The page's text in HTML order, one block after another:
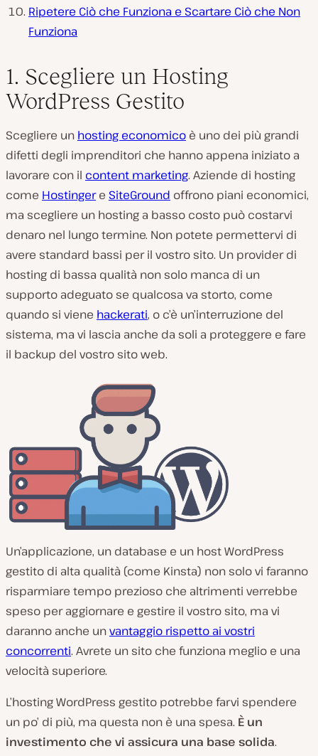
Ripetere Ciò che Funziona e Scartare Ciò che Non
Funziona
1. Scegliere un Hosting
WordPress Gestito
Scegliere un hosting economico è uno dei più grandi
difetti degli imprenditori che hanno appena iniziato a
lavorare con il content marketing. Aziende di hosting
come Hostingere SiteGround offrono piani economici,
ma scegliere un hosting a basso costo può costarvi
denaro nel lungo termine. Non potete permettervi di
avere standard bassi per il vostro sito. Un provider di
hosting di bassa qualità non solo manca di un
supporto adeguato se qualcosa va storto, come
quando si viene hackerati, o c’è un’interruzione del
sistema, ma vi lascia anche da soli a proteggere e fare
il backup del vostro sito web.
Un’applicazione, un database e un host WordPress
gestito di alta qualità (come Kinsta) non solo vi faranno
risparmiare tempo prezioso che altrimenti verrebbe
speso per aggiornare e gestire il vostro sito, ma vi
daranno anche unvantaggio rispetto ai vostri
concorrenti. Avrete un sito che funziona meglio e una
velocità superiore.
L’hosting WordPress gestito potrebbe farvi spendere
un po’ di più, ma questa non è una spesa. È un
investimento che vi assicura una base solida.